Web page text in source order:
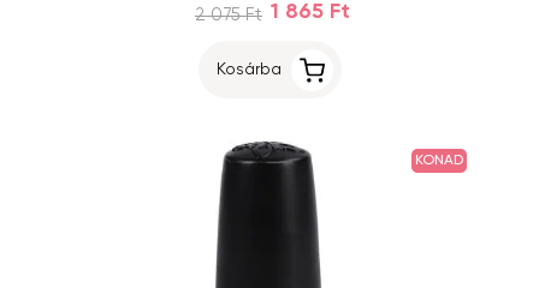
2 075 Ft 1 865 Ft
Kosárba
KONAD